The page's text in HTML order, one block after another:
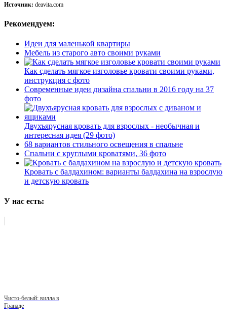
Источник: deavita.com
Рекомендуем:
Идеи для маленькой квартиры
Мебель из старого авто своими руками
Как сделать мягкое изголовье кровати своими руками,
инструкция с фото
Современные идеи дизайна спальни в 2016 году на 37
фото
Двухъярусная кровать для взрослых - необычная и
интересная идея (29 фото)
68 вариантов стильного освещения в спальне
Спальни с круглыми кроватями, 36 фото
Кровать c балдахином: варианты балдахина на взрослую
и детскую кровать
У нас есть:
Чисто-белый: вилла в
Гранаде